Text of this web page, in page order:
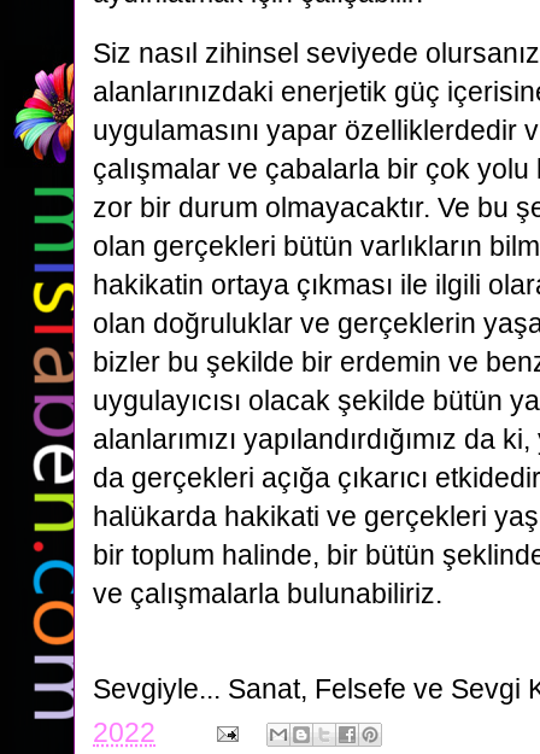
Siz nasıl zihinsel seviyede
alanlarınızdaki enerjetik güç
uygulamasını yapar özelliklerdedir
çalışmalar ve çabalarla bir çok
zor bir durum olmayacaktır. Ve bu
olan gerçekleri bütün varlıkların
hakikatin ortaya çıkması ile ilgili
olan doğruluklar ve gerçeklerin
bizler bu şekilde bir erdemin ve
uygulayıcısı olacak şekilde bütün
alanlarımızı yapılandırdığımız da
da gerçekleri açığa çıkarıcı
halükarda hakikati ve gerçekleri
bir toplum halinde, bir bütün
ve çalışmalarla bulunabiliriz.
Sevgiyle... Sanat, Felsefe ve Sevgi
2022